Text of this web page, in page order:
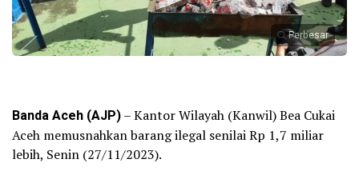
Perbesar
Banda Aceh (AJP)– Kantor Wilayah (Kanwil) Bea Cukai
Aceh memusnahkan barang ilegal senilai Rp 1,7 miliar
lebih, Senin (27/11/2023).